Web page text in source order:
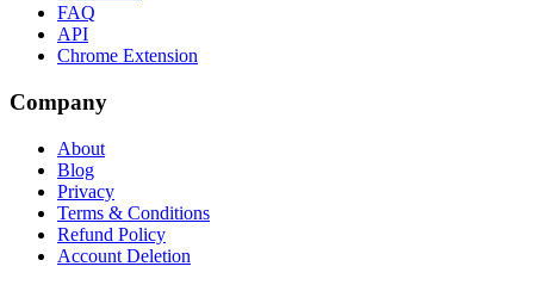
FAQ
API
Chrome Extension
Company
About
Blog
Privacy
Terms & Conditions
Refund Policy
Account Deletion